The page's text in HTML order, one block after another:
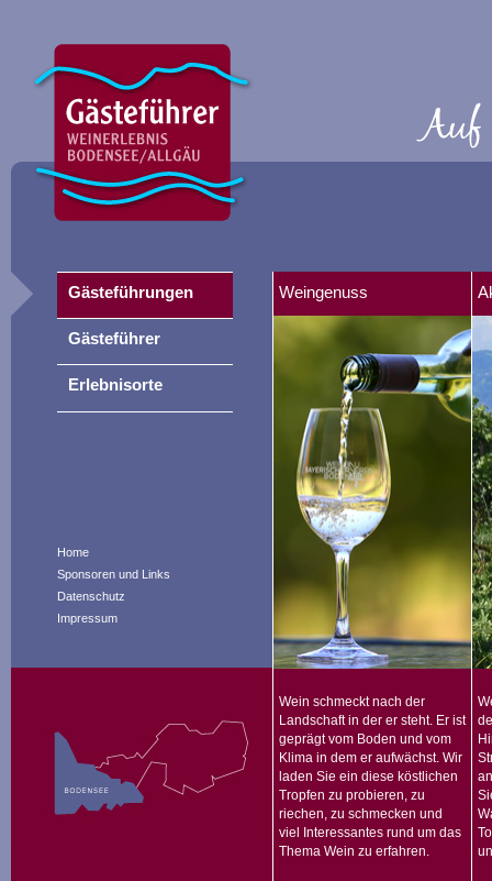
Home
Sponsoren und Links
Datenschutz
Impressum
Weingenuss
Wein schmeckt nach der
Landschaft in der er steht. Er ist
geprägt vom Boden und vom
Klima in dem er aufwächst. Wir
laden Sie ein diese köstlichen
Tropfen zu probieren, zu
riechen, zu schmecken und
viel Interessantes rund um das
Thema Wein zu erfahren.
Gästeführungen
Gästeführer
Erlebnisorte